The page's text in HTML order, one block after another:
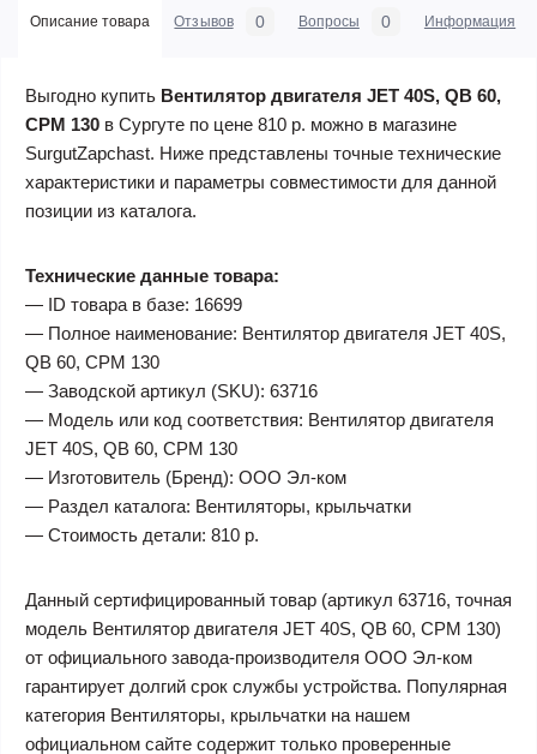
Описание товара Отзывов 0 Вопросы 0 Информация
Выгодно купить Вентилятор двигателя JET 40S, QB 60,
CPM 130 в Сургуте по цене 810 р. можно в магазине
SurgutZapchast. Ниже представлены точные технические
характеристики и параметры совместимости для данной
позиции из каталога.
Технические данные товара:
— ID товара в базе: 16699
— Полное наименование: Вентилятор двигателя JET 40S,
QB 60, CPM 130
— Заводской артикул (SKU): 63716
— Модель или код соответствия: Вентилятор двигателя
JET 40S, QB 60, CPM 130
— Изготовитель (Бренд): ООО Эл-ком
— Раздел каталога: Вентиляторы, крыльчатки
— Стоимость детали: 810 р.
Данный сертифицированный товар (артикул 63716, точная
модель Вентилятор двигателя JET 40S, QB 60, CPM 130)
от официального завода-производителя ООО Эл-ком
гарантирует долгий срок службы устройства. Популярная
категория Вентиляторы, крыльчатки на нашем
официальном сайте содержит только проверенные